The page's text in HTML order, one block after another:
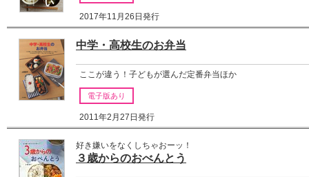
2017年11月26日発行
中学・高校生のお弁当
ここが違う！子どもが選んだ定番弁当ほか
電子版あり
2011年2月27日発行
好き嫌いをなくしちゃおーッ！
３歳からのおべんとう